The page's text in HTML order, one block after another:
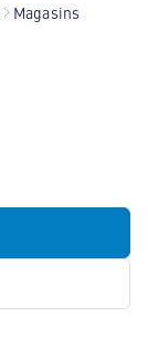
Magasins